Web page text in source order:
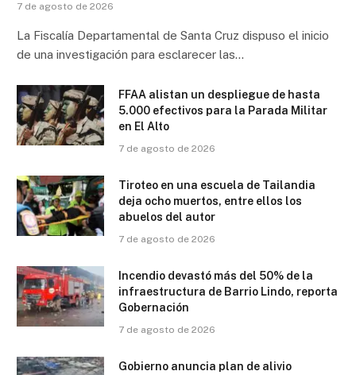
7 de agosto de 2026
La Fiscalía Departamental de Santa Cruz dispuso el inicio
de una investigación para esclarecer las…
FFAA alistan un despliegue de hasta
5.000 efectivos para la Parada Militar
en El Alto
7 de agosto de 2026
Tiroteo en una escuela de Tailandia
deja ocho muertos, entre ellos los
abuelos del autor
7 de agosto de 2026
Incendio devastó más del 50% de la
infraestructura de Barrio Lindo, reporta
Gobernación
7 de agosto de 2026
Gobierno anuncia plan de alivio